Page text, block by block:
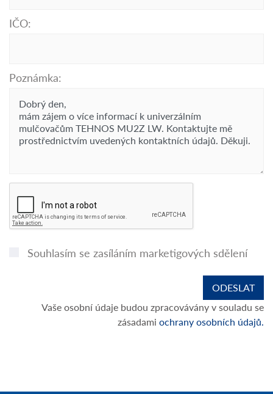
IČO:
Poznámka:
Souhlasím se zasíláním marketigových sdělení
Vaše osobní údaje budou zpracovávány v souladu se
zásadami ochrany osobních údajů.